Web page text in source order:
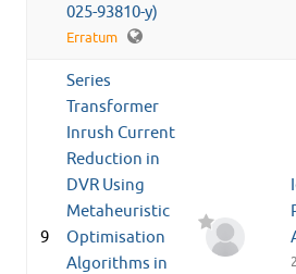
025-93810-y)
Erratum
9
Series
Transformer
Inrush Current
Reduction in
DVR Using
Metaheuristic
Optimisation
Algorithms in